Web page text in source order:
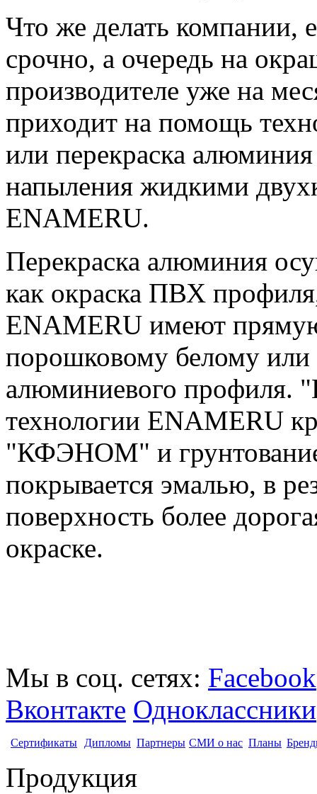
Что же делать компании,
срочно, а очередь на
производителе уже на
приходит на помощь
или перекраска
напыления жидкими
ENAMERU.
Перекраска алюминия
как окраска ПВХ
ENAMERU имеют
порошковому белому
алюминиевого профиля.
технологии ENAMERU
"КФЭНОМ" и
покрывается эмалью, в
поверхность более
окраске.
Мы в соц. сетях: Facebook
Вконтакте Одноклассники
Сертификаты Дипломы Партнеры СМИ о нас Планы
Продукция